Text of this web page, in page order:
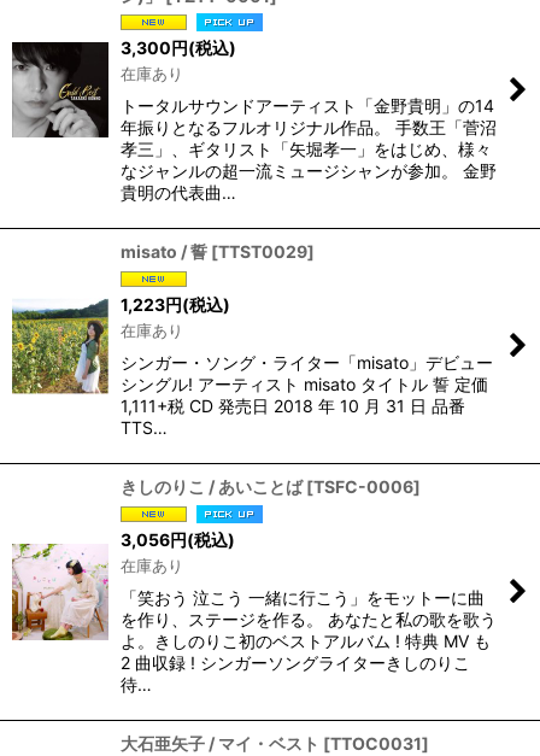
3,300円(税込)
在庫あり
トータルサウンドアーティスト「金野貴明」の14
年振りとなるフルオリジナル作品。 手数王「菅沼
孝三」、ギタリスト「矢堀孝一」をはじめ、様々
なジャンルの超一流ミュージシャンが参加。 金野
貴明の代表曲…
misato / 誓 [TTST0029]
1,223円(税込)
在庫あり
シンガー・ソング・ライター「misato」デビュー
シングル! アーティスト misato タイトル 誓 定価
1,111+税 CD 発売日 2018 年 10 月 31 日 品番
TTS…
きしのりこ / あいことば [TSFC-0006]
3,056円(税込)
在庫あり
「笑おう 泣こう 一緒に行こう」をモットーに曲
を作り、ステージを作る。 あなたと私の歌を歌う
よ。きしのりこ初のベストアルバム ! 特典 MV も
2 曲収録 ! シンガーソングライターきしのりこ
待…
大石亜矢子 / マイ・ベスト [TTOC0031]